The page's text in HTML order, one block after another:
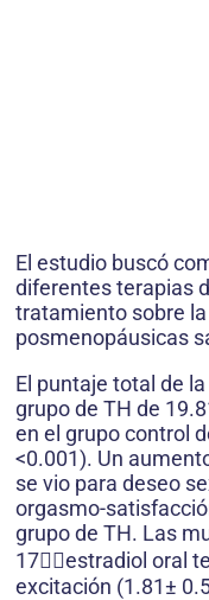
El estudio buscó
diferentes terapias
tratamiento sobre
posmenopáusicas
El puntaje total de
grupo de TH de
en el grupo control
<0.001). Un
se vio para deseo
orgasmo-
grupo de TH. Las
17estradiol oral
excitación (1.81±